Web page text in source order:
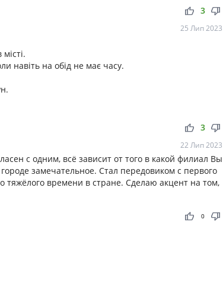
thumb_up thumb_down
3
25 Лип 2023
навіть на обід не має часу.
thumb_up thumb_down
3
22 Лип 2023
с одним, всё зависит от того в какой филиал Вы
замечательное. Стал передовиком с первого
тяжёлого времени в стране. Сделаю акцент на том,
thumb_up thumb_down
0